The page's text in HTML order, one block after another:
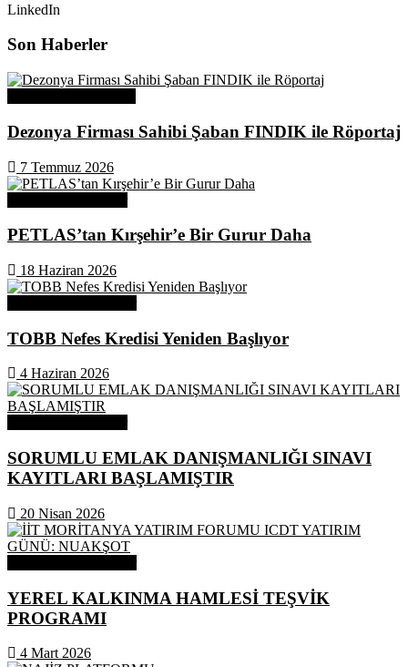
LinkedIn
Son Haberler
Dezonya Firması Sahibi Şaban FINDIK ile Röportaj
7 Temmuz 2026
PETLAS’tan Kırşehir’e Bir Gurur Daha
18 Haziran 2026
TOBB Nefes Kredisi Yeniden Başlıyor
4 Haziran 2026
SORUMLU EMLAK DANIŞMANLIĞI SINAVI
KAYITLARI BAŞLAMIŞTIR
20 Nisan 2026
YEREL KALKINMA HAMLESİ TEŞVİK
PROGRAMI
4 Mart 2026